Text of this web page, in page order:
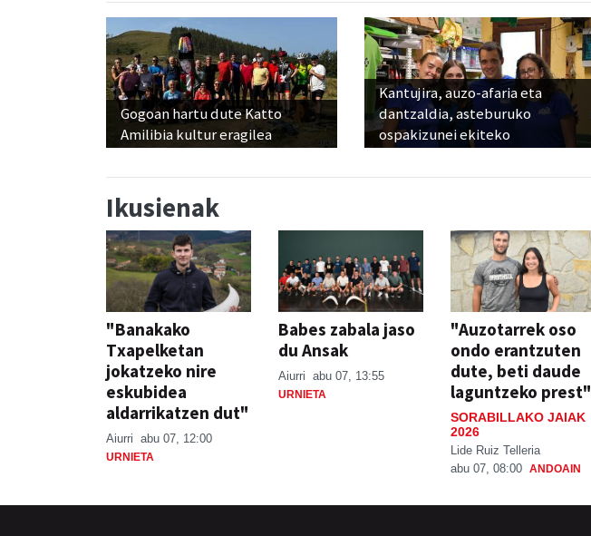
Gogoan hartu dute Katto
Amilibia kultur eragilea
Kantujira, auzo-afaria eta
dantzaldia, asteburuko
ospakizunei ekiteko
Ikusienak
"Banakako
Txapelketan
jokatzeko nire
eskubidea
aldarrikatzen dut"
Aiurri abu 07, 12:00
URNIETA
Babes zabala jaso
du Ansak
Aiurri abu 07, 13:55
URNIETA
"Auzotarrek oso
ondo erantzuten
dute, beti daude
laguntzeko prest"
SORABILLAKO JAIAK
2026
Lide Ruiz Telleria
abu 07, 08:00 ANDOAIN